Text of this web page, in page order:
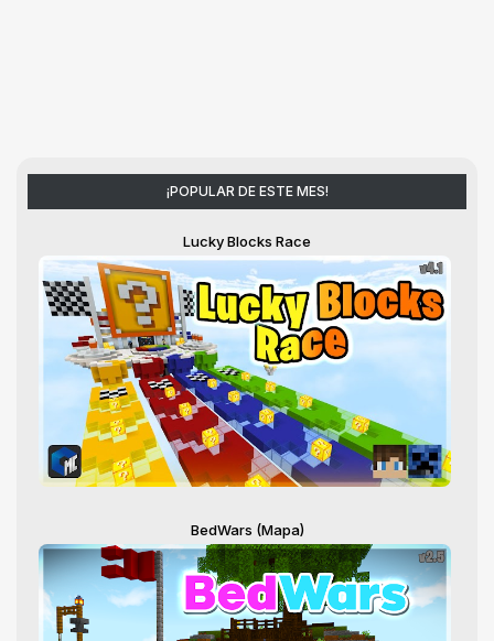
¡POPULAR DE ESTE MES!
Lucky Blocks Race
BedWars (Mapa)